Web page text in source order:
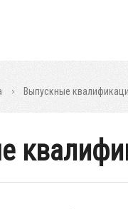
Выпускные